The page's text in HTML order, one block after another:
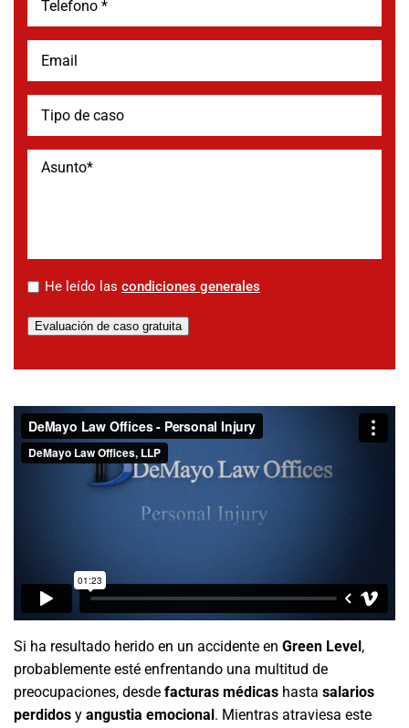
* He leído las condiciones generales
Evaluación de caso gratuita
Si ha resultado herido en un accidente en Green Level,
probablemente esté enfrentando una multitud de
preocupaciones, desde facturas médicas hasta salarios
perdidos y angustia emocional. Mientras atraviesa este